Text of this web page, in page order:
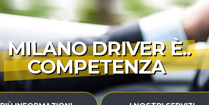
MILANO DRIVER È..
COMPETENZA|